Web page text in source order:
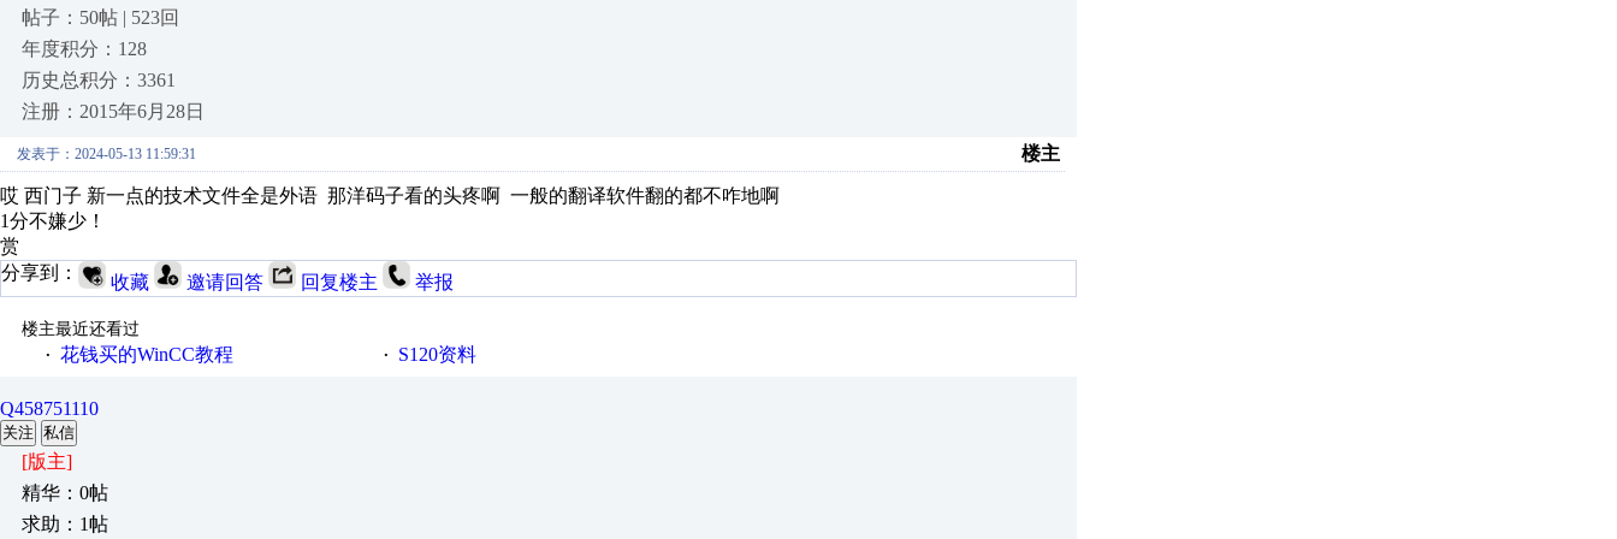
帖子：50帖 | 523回
年度积分：128
历史总积分：3361
注册：2015年6月28日
发表于：2024-05-13 11:59:31 楼主
哎 西门子 新一点的技术文件全是外语 那洋码子看的头疼啊 一般的翻译软件翻的都不咋地啊
1分不嫌少！
赏
分享到：
收藏 邀请回答 回复楼主 举报
楼主最近还看过
· 花钱买的WinCC教程 · S120资料
Q458751110
关注 私信
[版主]
精华：0帖
求助：1帖